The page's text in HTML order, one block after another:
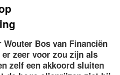
Wouter Bos van Financiën
er zeer voor zou zijn als
zelf een akkoord sluiten